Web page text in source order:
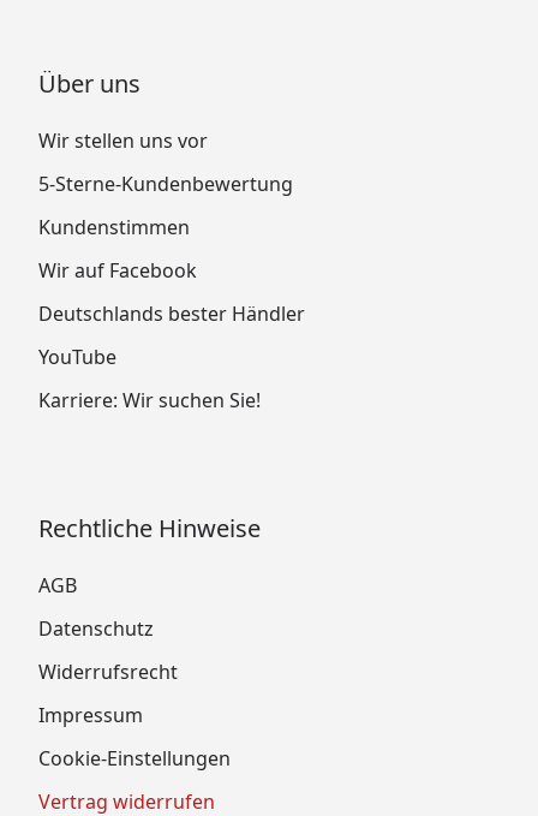
Über uns
Wir stellen uns vor
5-Sterne-Kundenbewertung
Kundenstimmen
Wir auf Facebook
Deutschlands bester Händler
YouTube
Karriere: Wir suchen Sie!
Rechtliche Hinweise
AGB
Datenschutz
Widerrufsrecht
Impressum
Cookie-Einstellungen
Vertrag widerrufen